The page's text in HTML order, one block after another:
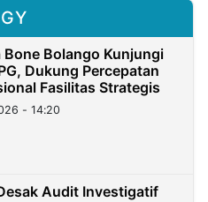
Bone Bolango Kunjungi
Dukung Percepatan
Fasilitas Strategis
- 14:20
Audit Investigatif